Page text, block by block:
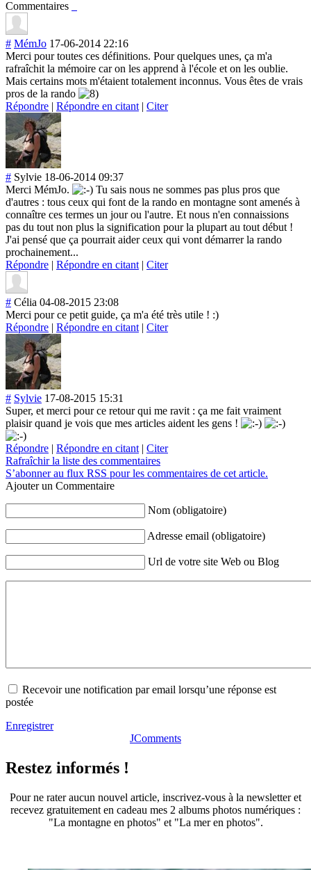
Commentaires
# MémJo 17-06-2014 22:16
Merci pour toutes ces définitions. Pour quelques unes, ça m'a
rafraîchit la mémoire car on les apprend à l'école et on les oublie.
Mais certains mots m'étaient totalement inconnus. Vous êtes de vrais
pros de la rando
Répondre | Répondre en citant | Citer
# Sylvie 18-06-2014 09:37
Merci MémJo.
Tu sais nous ne sommes pas plus pros que
d'autres : tous ceux qui font de la rando en montagne sont amenés à
connaître ces termes un jour ou l'autre. Et nous n'en connaissions
pas du tout non plus la signification pour la plupart au tout début !
J'ai pensé que ça pourrait aider ceux qui vont démarrer la rando
prochainement...
Répondre | Répondre en citant | Citer
# Célia 04-08-2015 23:08
Merci pour ce petit guide, ça m'a été très utile ! :)
Répondre | Répondre en citant | Citer
# Sylvie 17-08-2015 15:31
Super, et merci pour ce retour qui me ravit : ça me fait vraiment
plaisir quand je vois que mes articles aident les gens !
Répondre | Répondre en citant | Citer
Rafraîchir la liste des commentaires
S’abonner au flux RSS pour les commentaires de cet article.
Ajouter un Commentaire
Nom (obligatoire)
Adresse email (obligatoire)
Url de votre site Web ou Blog
Recevoir une notification par email lorsqu’une réponse est
postée
Enregistrer
JComments
Restez informés !
Pour ne rater aucun nouvel article, inscrivez-vous à la newsletter et
recevez gratuitement en cadeau mes 2 albums photos numériques :
"La montagne en photos" et "La mer en photos".